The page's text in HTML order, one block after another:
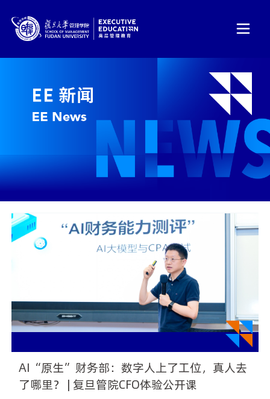
AI“原生”财务部：数字人上了工位，真人去
了哪里？ | 复旦管院CFO体验公开课